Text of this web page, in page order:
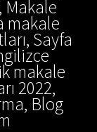
Makale
makale
Sayfa
makale
2022,
Blog